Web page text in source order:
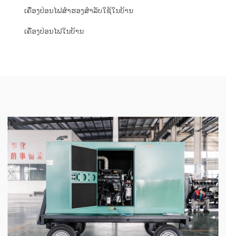
ເຄື່ອງປ່ອນໄຟສຳຮອງສຳລັບໃຊ້ໃນບ້ານ
ເຄື່ອງປ່ອນໄຟໃນບ້ານ